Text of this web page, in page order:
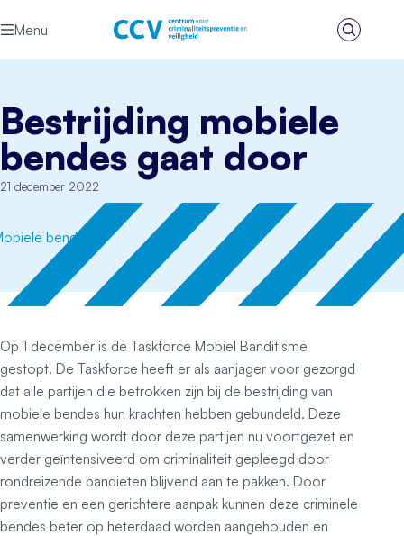
Menu
Zoeken
Bestrijding mobiele
bendes gaat door
21 december 2022
Op 1 december is de Taskforce Mobiel Banditisme
gestopt. De Taskforce heeft er als aanjager voor gezorgd
dat alle partijen die betrokken zijn bij de bestrijding van
mobiele bendes hun krachten hebben gebundeld. Deze
samenwerking wordt door deze partijen nu voortgezet en
verder geïntensiveerd om criminaliteit gepleegd door
rondreizende bandieten blijvend aan te pakken. Door
preventie en een gerichtere aanpak kunnen deze criminele
bendes beter op heterdaad worden aangehouden en